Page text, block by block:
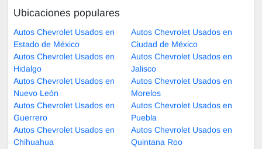
Ubicaciones populares
Autos Chevrolet Usados en
Estado de México
Autos Chevrolet Usados en
Ciudad de México
Autos Chevrolet Usados en
Hidalgo
Autos Chevrolet Usados en
Jalisco
Autos Chevrolet Usados en
Nuevo León
Autos Chevrolet Usados en
Morelos
Autos Chevrolet Usados en
Guerrero
Autos Chevrolet Usados en
Puebla
Autos Chevrolet Usados en
Chihuahua
Autos Chevrolet Usados en
Quintana Roo